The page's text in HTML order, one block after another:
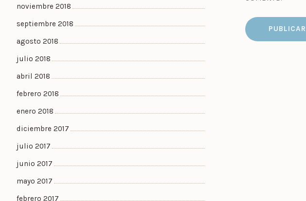
noviembre 2018
septiembre 2018
agosto 2018
julio 2018
abril 2018
febrero 2018
enero 2018
diciembre 2017
julio 2017
junio 2017
mayo 2017
febrero 2017